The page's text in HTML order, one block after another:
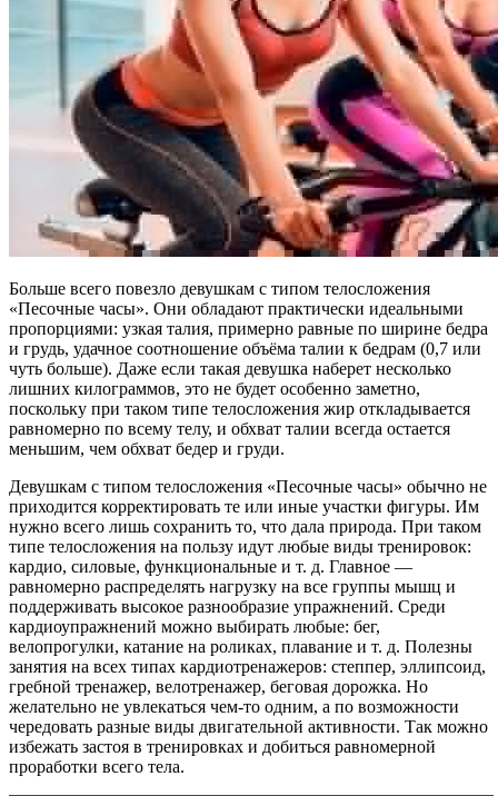
Больше всего повезло девушкам с типом телосложения
«Песочные часы». Они обладают практически идеальными
пропорциями: узкая талия, примерно равные по ширине бедра
и грудь, удачное соотношение объёма талии к бедрам (0,7 или
чуть больше). Даже если такая девушка наберет несколько
лишних килограммов, это не будет особенно заметно,
поскольку при таком типе телосложения жир откладывается
равномерно по всему телу, и обхват талии всегда остается
меньшим, чем обхват бедер и груди.
Девушкам с типом телосложения «Песочные часы» обычно не
приходится корректировать те или иные участки фигуры. Им
нужно всего лишь сохранить то, что дала природа. При таком
типе телосложения на пользу идут любые виды тренировок:
кардио, силовые, функциональные и т. д. Главное —
равномерно распределять нагрузку на все группы мышц и
поддерживать высокое разнообразие упражнений. Среди
кардиоупражнений можно выбирать любые: бег,
велопрогулки, катание на роликах, плавание и т. д. Полезны
занятия на всех типах кардиотренажеров: степпер, эллипсоид,
гребной тренажер, велотренажер, беговая дорожка. Но
желательно не увлекаться чем-то одним, а по возможности
чередовать разные виды двигательной активности. Так можно
избежать застоя в тренировках и добиться равномерной
проработки всего тела.